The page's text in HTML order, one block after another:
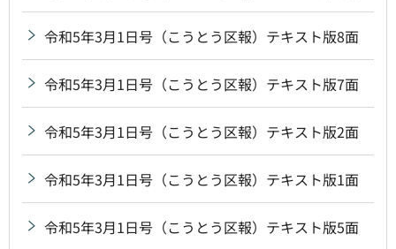
令和5年3月1日号（こうとう区報）テキスト版8面
令和5年3月1日号（こうとう区報）テキスト版7面
令和5年3月1日号（こうとう区報）テキスト版2面
令和5年3月1日号（こうとう区報）テキスト版1面
令和5年3月1日号（こうとう区報）テキスト版5面